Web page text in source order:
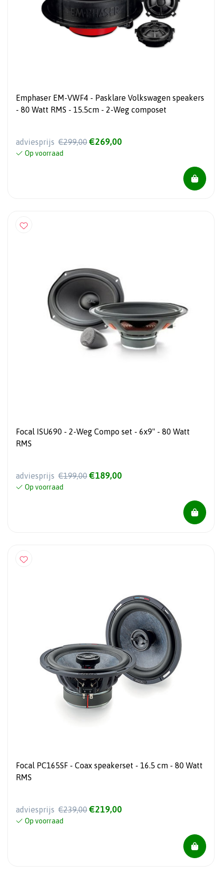
Emphaser EM-VWF4 - Pasklare Volkswagen speakers
- 80 Watt RMS - 15.5cm - 2-Weg composet
adviesprijs €299,00 €269,00
Op voorraad
Focal ISU690 - 2-Weg Compo set - 6x9" - 80 Watt
RMS
adviesprijs €199,00 €189,00
Op voorraad
Focal PC165SF - Coax speakerset - 16.5 cm - 80 Watt
RMS
adviesprijs €239,00 €219,00
Op voorraad